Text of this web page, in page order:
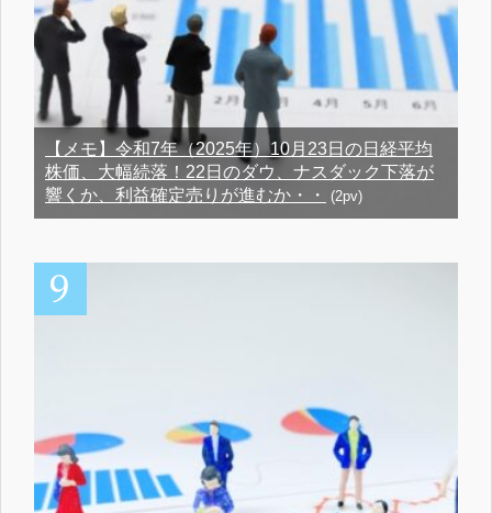
【メモ】令和7年（2025年）10月23日の日経平均
株価、大幅続落！22日のダウ、ナスダック下落が
響くか、利益確定売りが進むか・・
(2pv)